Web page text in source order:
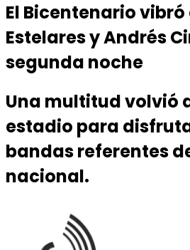
El Bicentenario
Estelares y Andrés
segunda noche
Una multitud volvió
estadio para
bandas referentes
nacional.